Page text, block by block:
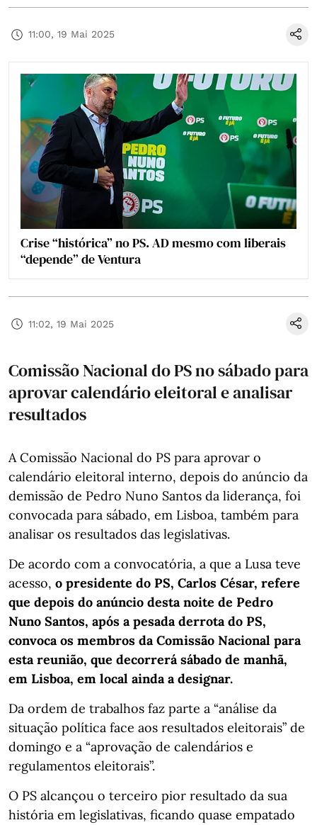
11:00, 19 Mai 2025
Crise “histórica” no PS. AD mesmo com liberais
“depende” de Ventura
11:02, 19 Mai 2025
Comissão Nacional do PS no sábado para
aprovar calendário eleitoral e analisar
resultados
A Comissão Nacional do PS para aprovar o
calendário eleitoral interno, depois do anúncio da
demissão de Pedro Nuno Santos da liderança, foi
convocada para sábado, em Lisboa, também para
analisar os resultados das legislativas.
De acordo com a convocatória, a que a Lusa teve
acesso, o presidente do PS, Carlos César, refere
que depois do anúncio desta noite de Pedro
Nuno Santos, após a pesada derrota do PS,
convoca os membros da Comissão Nacional para
esta reunião, que decorrerá sábado de manhã,
em Lisboa, em local ainda a designar.
Da ordem de trabalhos faz parte a “análise da
situação política face aos resultados eleitorais” de
domingo e a “aprovação de calendários e
regulamentos eleitorais”.
O PS alcançou o terceiro pior resultado da sua
história em legislativas, ficando quase empatado